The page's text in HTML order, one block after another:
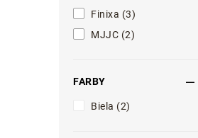
Finixa (3)
MJJC (2)
FARBY
Biela (2)